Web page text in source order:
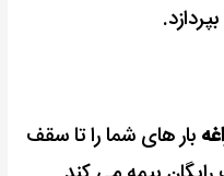
بار های شما را تا سقف